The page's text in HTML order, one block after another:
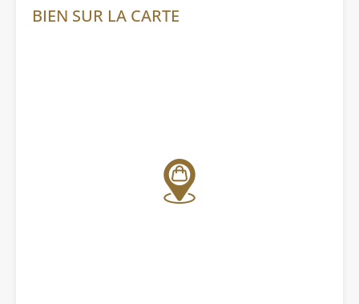
BIEN SUR LA CARTE